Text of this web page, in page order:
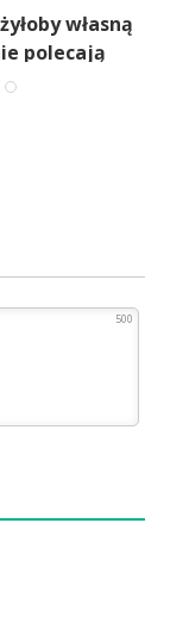
własną
polecają
500